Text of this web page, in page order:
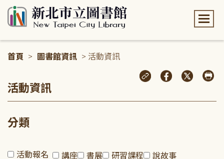
首頁 > 圖書館資訊 > 活動資訊
活動資訊
分類
活動報名 講座 書展 研習課程
說故事